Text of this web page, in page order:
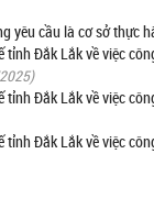
yêu cầu là cơ sở thực
Đắk Lắk về việc
Đắk Lắk về việc
Đắk Lắk về việc